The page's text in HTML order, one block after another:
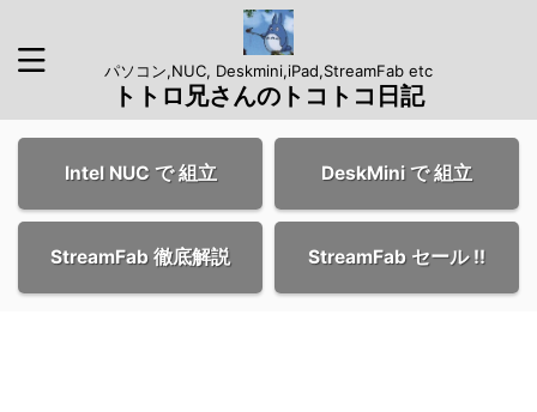
パソコン,NUC, Deskmini,iPad,StreamFab etc
トトロ兄さんのトコトコ日記
Intel NUC で 組立 DeskMini で 組立
StreamFab 徹底解説 StreamFab セール !!